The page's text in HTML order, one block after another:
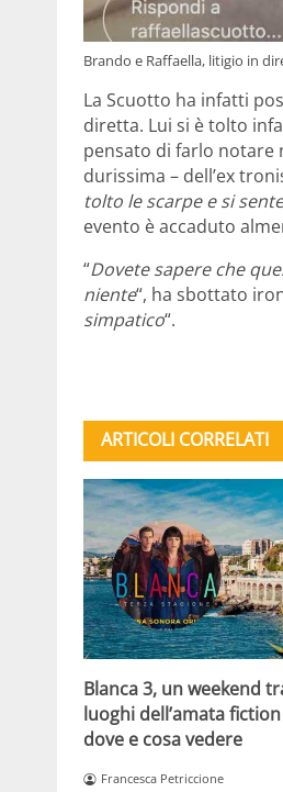
Brando e Raffaella, litigio in
La Scuotto ha infatti
diretta. Lui si è tolto
pensato di farlo notare
durissima – dell’ex
tolto le scarpe e si
evento è accaduto
“Dovete sapere che
niente“, ha sbottato
simpatico“.
ARTICOLI CORRELATI
Blanca 3, un weekend
luoghi dell’amata fiction
dove e cosa vedere
Francesca Petriccione